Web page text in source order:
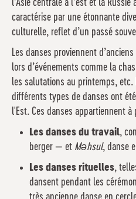
l’Asie centrale à l’est et la
caractérise par une étonnante
culturelle, reflet d’un passé
Les danses proviennent
lors d’événements comme la
les salutations au printemps, etc.
différents types de danses ont
l'Est. Ces danses appartiennent
Les danses du travail,
berger — et Məhsul, danse
Les danses rituelles,
dansent pendant les